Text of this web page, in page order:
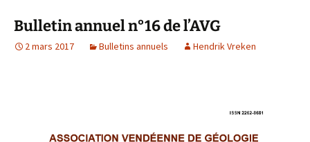
Bulletin annuel n°16 de l’AVG
2 mars 2017 Bulletins annuels Hendrik Vreken